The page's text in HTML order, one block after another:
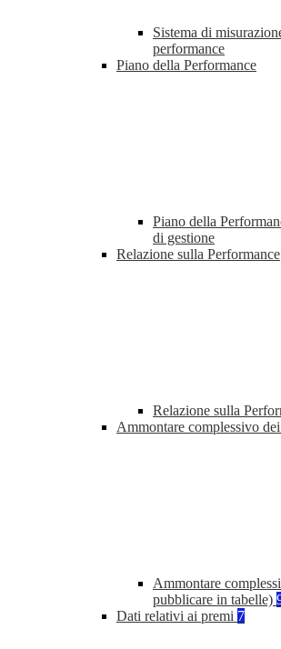
Sistema di
performance
Piano della Performance
Piano della
di gestione
Relazione sulla Performance
Relazione sulla
Ammontare complessivo
Ammontare
pubblicare in tabelle)
Dati relativi ai premi 7